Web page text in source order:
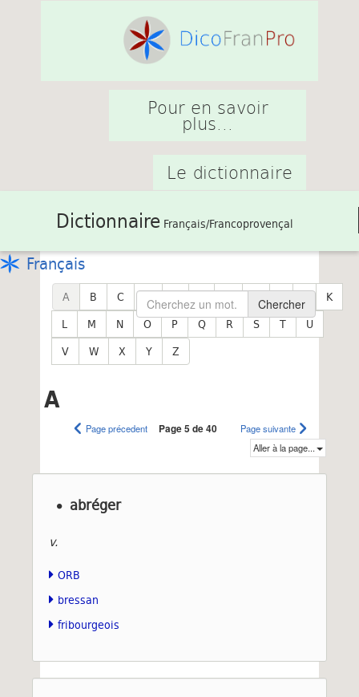
Pour en savoir
plus...
Le dictionnaire
Dictionnaire Français/Francoprovençal
Français
Chercher
A B C D E F G H I J
K
L
M N O P Q R S T
U
V
W X Y Z
A
Page précedent Page 5 de 40
Page suivante
Aller à la page...
abréger
v.
ORB
bressan
fribourgeois